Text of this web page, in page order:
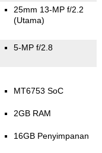
25mm 13-MP f/2.2
(Utama)
5-MP f/2.8
MT6753 SoC
2GB RAM
16GB Penyimpanan